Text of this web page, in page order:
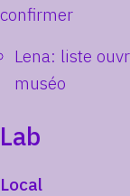
confirmer
Lena: liste
muséo
Lab
Local